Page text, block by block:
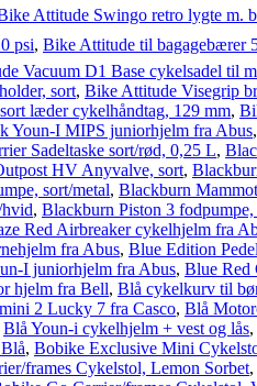
Attitude Swingo retro lygte m.
psi, Bike Attitude til bagagebærer
Vacuum D1 Base cykelsadel til
sort, Bike Attitude Visegrip
læder cykelhåndtag, 129 mm,
Youn-I MIPS juniorhjelm fra Abus,
Sadeltaske sort/rød, 0,25 L,
HV Anyvalve, sort,
sort/metal, Blackburn
, Blackburn Piston 3 fodpumpe,
Red Airbreaker cykelhjelm fra
fra Abus, Blue Edition
I juniorhjelm fra Abus, Blue Red
hjelm fra Bell, Blå cykelkurv til
2 Lucky 7 fra Casco, Blå
Blå Youn-i cykelhjelm + vest og lås,
, Bobike Exclusive Mini
frames Cykelstol, Lemon Sorbet,